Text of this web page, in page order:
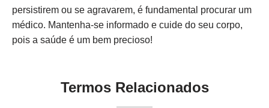
persistirem ou se agravarem, é fundamental procurar um
médico. Mantenha-se informado e cuide do seu corpo,
pois a saúde é um bem precioso!
Termos Relacionados